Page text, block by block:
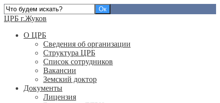
ЦРБ г.Жуков
О ЦРБ
Сведения об организации
Структура ЦРБ
Список сотрудников
Вакансии
Земский доктор
Документы
Лицензия